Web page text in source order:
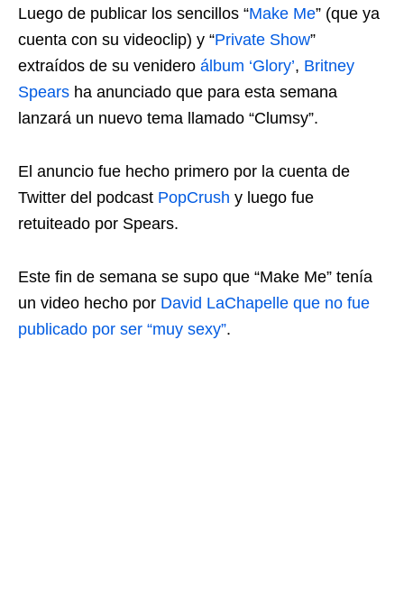
Luego de publicar los sencillos “Make Me” (que ya
cuenta con su videoclip) y “Private Show”
extraídos de su venidero álbum ‘Glory’, Britney
Spears ha anunciado que para esta semana
lanzará un nuevo tema llamado “Clumsy”.
El anuncio fue hecho primero por la cuenta de
Twitter del podcast PopCrush y luego fue
retuiteado por Spears.
Este fin de semana se supo que “Make Me” tenía
un video hecho por David LaChapelle que no fue
publicado por ser “muy sexy”.